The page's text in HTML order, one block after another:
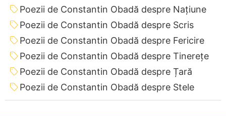
Poezii de Constantin Obadă despre Națiune
Poezii de Constantin Obadă despre Scris
Poezii de Constantin Obadă despre Fericire
Poezii de Constantin Obadă despre Tinerețe
Poezii de Constantin Obadă despre Țară
Poezii de Constantin Obadă despre Stele